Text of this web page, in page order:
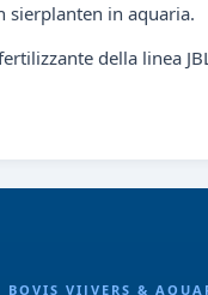
sierplanten in aquaria.
della linea
BOVIS VIJVERS &